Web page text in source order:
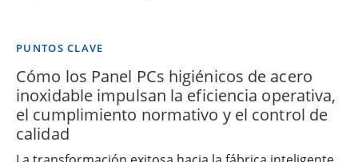
PUNTOS CLAVE
Cómo los Panel PCs higiénicos de acero
inoxidable impulsan la eficiencia operativa,
el cumplimiento normativo y el control de
calidad